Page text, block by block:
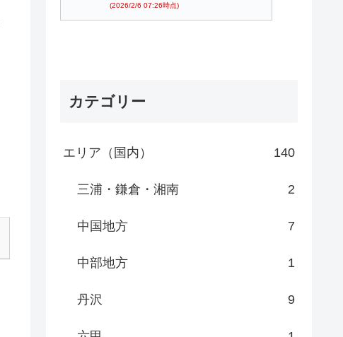
(2026/2/6 07:26時点)
カテゴリー
エリア（国内） 140
三浦・鎌倉・湘南 2
中国地方 7
中部地方 1
丹沢 9